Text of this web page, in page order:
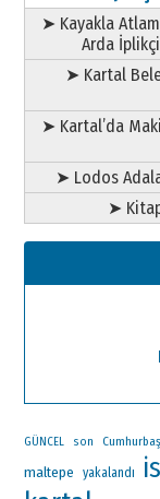
➤ Kayakla
Arda
➤ Kartal
➤ Kartal’da
➤ Lodos
➤
GÜNCEL son
maltepe yakalandı